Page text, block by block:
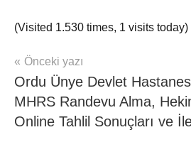
(Visited 1.530 times, 1 visits today)
mhrs
Yazı
gezinmesi
Önceki yazı
Ordu Ünye Devlet
MHRS Randevu Alma,
Online Tahlil Sonuçları ve